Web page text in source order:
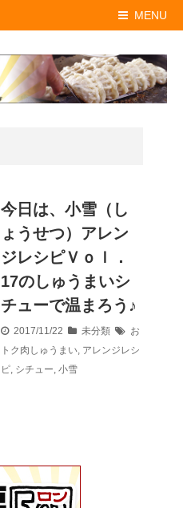
MENU
今日は、小雪（し
ょうせつ）アレン
ジレシピＶｏｌ．
17のしゅうまいシ
チューで温まろう♪
2017/11/22 未分類
お
トク肉しゅうまい アレンジレシ
ピ シチュー 小雪